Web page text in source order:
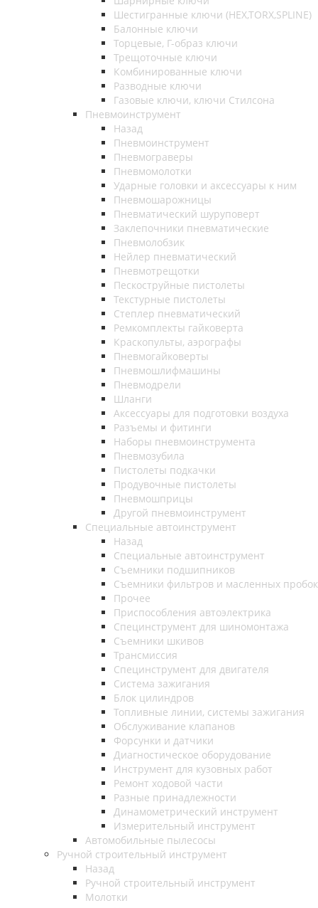
Шестигранные ключи (HEX,TORX,SPLINE)
Балонные ключи
Торцевые, Г-образ ключи
Трещоточные ключи
Комбинированные ключи
Разводные ключи
Газовые ключи, ключи Стилсона
Пневмоинструмент
Назад
Пневмоинструмент
Пневмограверы
Пневмомолотки
Ударные головки и аксессуары к ним
Пневмошарожницы
Пневматический шуруповерт
Заклепочники пневматические
Пневмолобзик
Нейлер пневматический
Пневмотрещотки
Пескоструйные пистолеты
Текстурные пистолеты
Степлер пневматический
Ремкомплекты гайковерта
Краскопульты, аэрографы
Пневмогайковерты
Пневмошлифмашины
Пневмодрели
Шланги
Аксессуары для подготовки воздуха
Разъемы и фитинги
Наборы пневмоинструмента
Пневмозубила
Пистолеты подкачки
Продувочные пистолеты
Пневмошприцы
Другой пневмоинструмент
Специальные автоинструмент
Назад
Специальные автоинструмент
Съемники подшипников
Съемники фильтров и масленных пробок
Прочее
Приспособления автоэлектрика
Специнструмент для шиномонтажа
Съемники шкивов
Трансмиссия
Специнструмент для двигателя
Система зажигания
Блок цилиндров
Топливные линии, системы зажигания
Обслуживание клапанов
Форсунки и датчики
Диагностическое оборудование
Инструмент для кузовных работ
Ремонт ходовой части
Разные принадлежности
Динамометрический инструмент
Измерительный инструмент
Автомобильные пылесосы
Ручной строительный инструмент
Назад
Ручной строительный инструмент
Молотки